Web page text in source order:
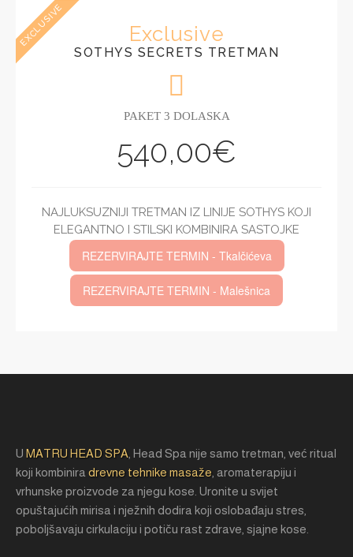
EXCLUSIVE Exclusive
SOTHYS SECRETS TRETMAN
PAKET 3 DOLASKA
540,00€
NAJLUKSUZNIJI TRETMAN IZ LINIJE SOTHYS KOJI
ELEGANTNO I STILSKI KOMBINIRA SASTOJKE
REZERVIRAJTE TERMIN - Tkalčićeva
REZERVIRAJTE TERMIN - Malešnica
U MATRU HEAD SPA , Head Spa nije samo tretman, već ritual
koji kombinira drevne tehnike masaže , aromaterapiju i
vrhunske proizvode za njegu kose. Uronite u svijet
opuštajućih mirisa i nježnih dodira koji oslobađaju stres,
poboljšavaju cirkulaciju i potiču rast zdrave, sjajne kose.